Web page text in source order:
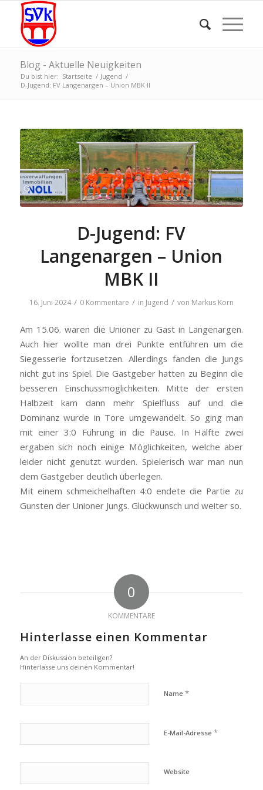
Blog - Aktuelle Neuigkeiten
Du bist hier: Startseite / Jugend /
D-Jugend: FV Langenargen – Union MBK II
D-Jugend: FV
Langenargen – Union
MBK II
16. Juni 2024 / 0 Kommentare / in Jugend / von Markus Korn
Am 15.06. waren die Unioner zu Gast in Langenargen.
Auch hier wollte man drei Punkte entführen um die
Siegesserie fortzusetzen. Allerdings fanden die Jungs
nicht gut ins Spiel. Die Gastgeber hatten zu Beginn die
besseren Einschussmöglichkeiten. Mitte der ersten
Halbzeit kam dann mehr Spielfluss auf und die
Dominanz wurde in Tore umgewandelt. So ging man
mit einer 3:0 Führung in die Pause. In Hälfte zwei
ergaben sich noch einige Möglichkeiten, welche aber
leider nicht genutzt wurden. Spielerisch war man nun
dem Gastgeber deutlich überlegen.
Mit einem schmeichelhaften 4:0 endete die Partie zu
Gunsten der Unioner Jungs. Glückwunsch und weiter so.
0
KOMMENTARE
Hinterlasse einen Kommentar
An der Diskussion beteiligen?
Hinterlasse uns deinen Kommentar!
Name *
E-Mail-Adresse *
Website